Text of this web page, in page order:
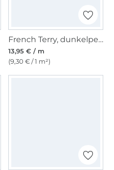
French Terry, dunkelpetrol
13,95 € / m
(9,30 € / 1 m²)